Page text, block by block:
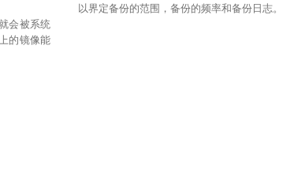
会被系统
的镜像能
以界定备份的范围，备份的频率和备份日志。